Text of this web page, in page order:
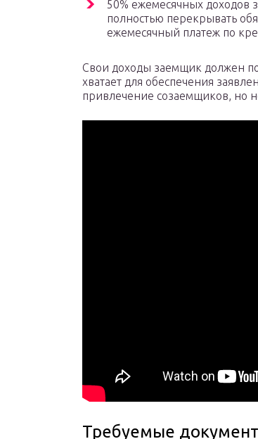
50% ежемесячных доходов
полностью перекрывать
ежемесячный платеж по
Свои доходы заемщик должен
хватает для обеспечения
привлечение созаемщиков, но
Требуемые